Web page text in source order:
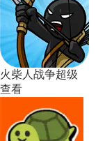
火柴人战争超级
查看